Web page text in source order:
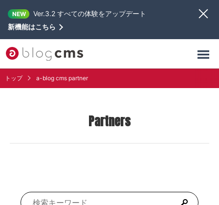
NEW
Ver.3.2 すべての体験をアップデート
新機能はこちら
トップ a-blog cms partner
Partners